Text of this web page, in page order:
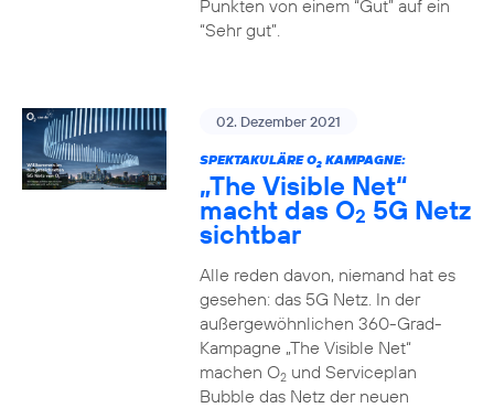
Punkten von einem “Gut” auf ein
“Sehr gut”.
02. Dezember 2021
SPEKTAKULÄRE O2KAMPAGNE:
„The Visible Net“
macht das O2 5G Netz
sichtbar
Alle reden davon, niemand hat es
gesehen: das 5G Netz. In der
außergewöhnlichen 360-Grad-
Kampagne „The Visible Net“
machen O2und Serviceplan
Bubble das Netz der neuen